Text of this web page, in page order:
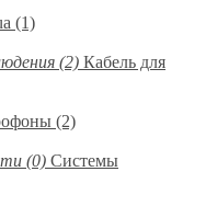
(1)
Кабель для
(2)
Системы